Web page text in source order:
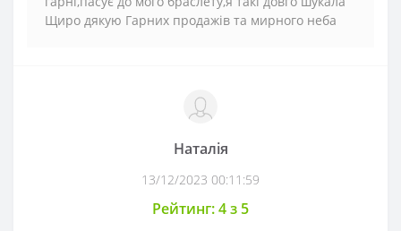
Щиро дякую Гарних продажів та мирного неба
Наталія
13/12/2023 00:11:59
Рейтинг: 4 з 5